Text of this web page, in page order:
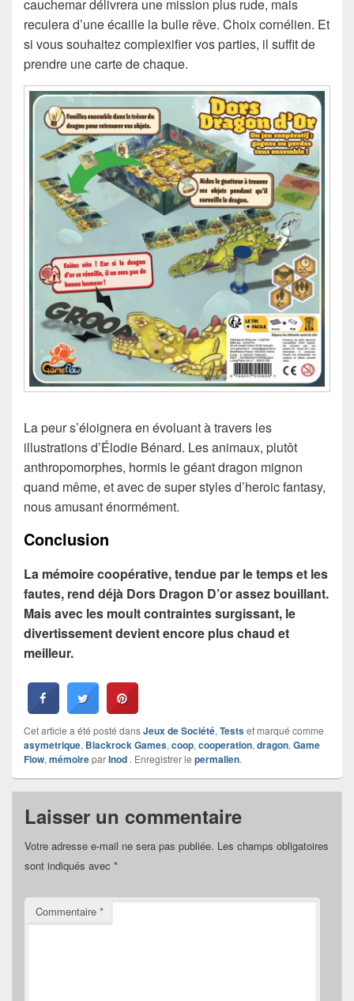
cauchemar délivrera une mission plus rude, mais
reculera d’une écaille la bulle rêve. Choix cornélien. Et
si vous souhaitez complexifier vos parties, il suffit de
prendre une carte de chaque.
La peur s’éloignera en évoluant à travers les
illustrations d’Élodie Bénard. Les animaux, plutôt
anthropomorphes, hormis le géant dragon mignon
quand même, et avec de super styles d’heroic fantasy,
nous amusant énormément.
Conclusion
La mémoire coopérative, tendue par le temps et les
fautes, rend déjà Dors Dragon D’or assez bouillant.
Mais avec les moult contraintes surgissant, le
divertissement devient encore plus chaud et
meilleur.
Cet article a été posté dansJeux de Société, Testset marqué comme
asymetrique, Blackrock Games, coop, cooperation, dragon, Game
Flow, mémoireparInod . Enregistrer le permalien.
Laisser un commentaire
Votre adresse e-mail ne sera pas publiée. Les champs obligatoires
sont indiqués avec *
Commentaire *